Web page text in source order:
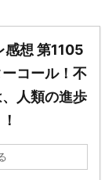
感想 第1105
コール！不
人類の進歩